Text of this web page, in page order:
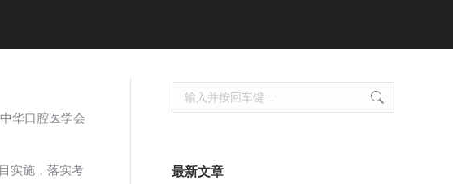
华口腔医学会
实施，落实考
Search:
最新文章